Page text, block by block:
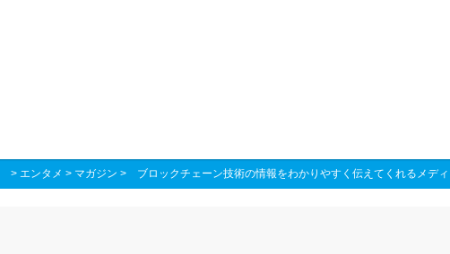
> エンタメ > マガジン > ブロックチェーン技術の情報をわかりやすく伝えてくれるメデ